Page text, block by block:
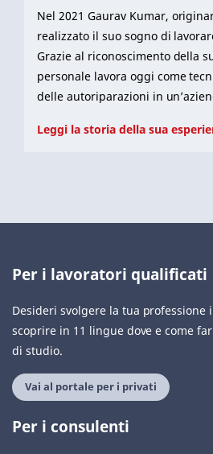
Nel 2021 Gaurav Kumar,
realizzato il suo sogno di
Grazie al riconoscimento della
personale lavora oggi come
delle autoriparazioni in
Leggi la storia della sua
Per i lavoratori qualificati
Desideri svolgere la tua professione
scoprire in 11 lingue dove e come
di studio.
Vai al portale per i privati
Per i consulenti